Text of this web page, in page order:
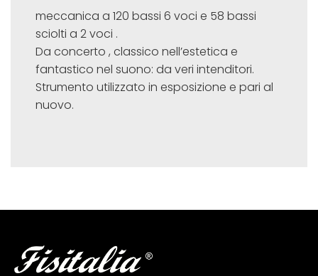
meccanica a 120 bassi 6 voci e 58 bassi
sciolti a 2 voci .
Da concerto , classico nell’estetica e
fantastico nel suono: da veri intenditori.
Strumento utilizzato in esposizione e pari al
nuovo.